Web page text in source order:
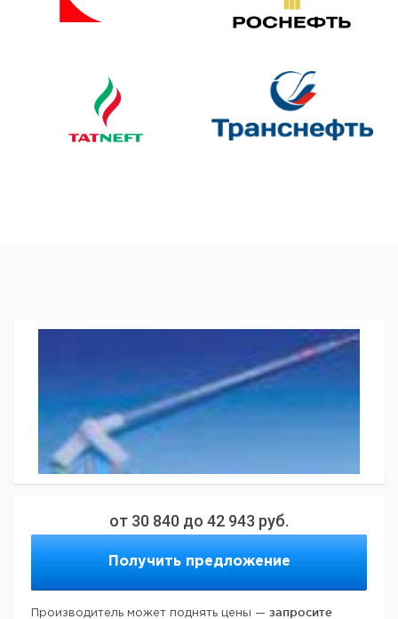
от 30 840 до 42 943 руб.
Получить предложение
Производитель может поднять цены — запросите